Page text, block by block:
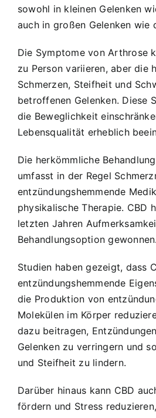
sowohl in kleinen Gelenken
auch in großen Gelenken wie
Die Symptome von Arthrose
zu Person variieren, aber die
Schmerzen, Steifheit und
betroffenen Gelenken. Diese
die Beweglichkeit
Lebensqualität erheblich
Die herkömmliche
umfasst in der Regel
entzündungshemmende
physikalische Therapie. CBD
letzten Jahren
Behandlungsoption gewonnen.
Studien haben gezeigt, dass
entzündungshemmende
die Produktion von
Molekülen im Körper
dazu beitragen,
Gelenken zu verringern und
und Steifheit zu lindern.
Darüber hinaus kann CBD
fördern und Stress